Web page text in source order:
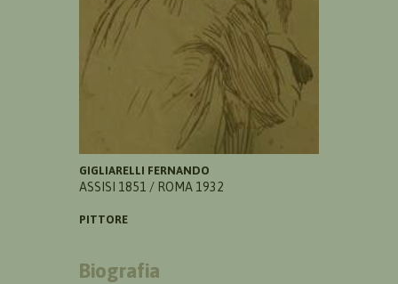
GIGLIARELLI FERNANDO
ASSISI 1851 / ROMA 1932
PITTORE
Biografia